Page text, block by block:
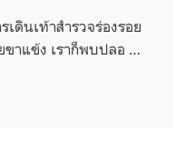
เดินเท้าสำรวจร่องรอย
าแข้ง เราก็พบปลอ …
องรอยสัตว์ป่าบริเวณป่ากันชน